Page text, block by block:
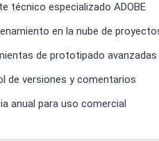
técnico especializado ADOBE
en la nube de
de prototipado avanzadas
de versiones y comentarios
anual para uso comercial